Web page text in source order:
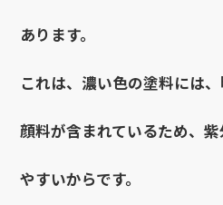
あります。
これは、濃い色の塗料には
顔料が含まれているため、
やすいからです。